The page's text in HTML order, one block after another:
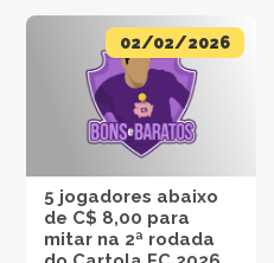
02/02/2026
5 jogadores abaixo
de C$ 8,00 para
mitar na 2ª rodada